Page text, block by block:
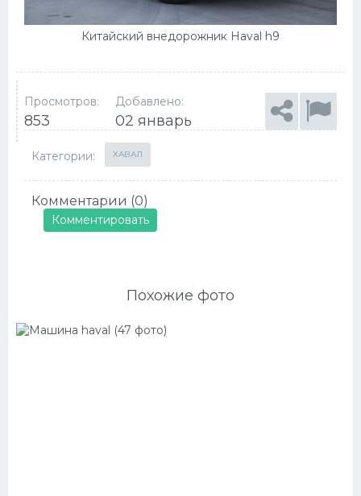
Китайский внедорожник Haval h9
Просмотров:
853
Добавлено:
02 январь
Категории: ХАВАЛ
Комментарии (0)
Комментировать
Похожие фото